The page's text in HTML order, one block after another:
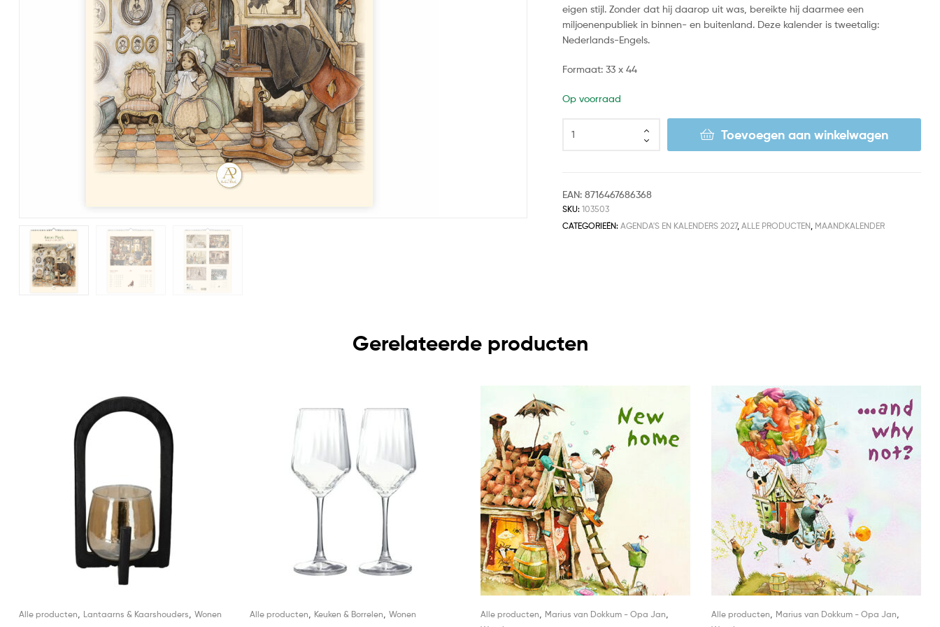
eigen stijl. Zonder dat hij daarop uit was, bereikte hij daarmee een
miljoenenpubliek in binnen- en buitenland. Deze kalender is tweetalig:
Nederlands-Engels.
Formaat: 33 x 44
Op voorraad
Toevoegen aan winkelwagen
EAN:8716467686368
SKU:103503
CATEGORIEËN:AGENDA'S EN KALENDERS 2027,ALLE PRODUCTEN MAANDKALENDER
Gerelateerde producten
Alle producten, Lantaarns & Kaarshouders, Wonen Alle producten, Keuken & Borrelen, Wonen Alle producten, Marius van Dokkum - Opa Jan, Alle producten, Marius van Dokkum - Opa Jan,